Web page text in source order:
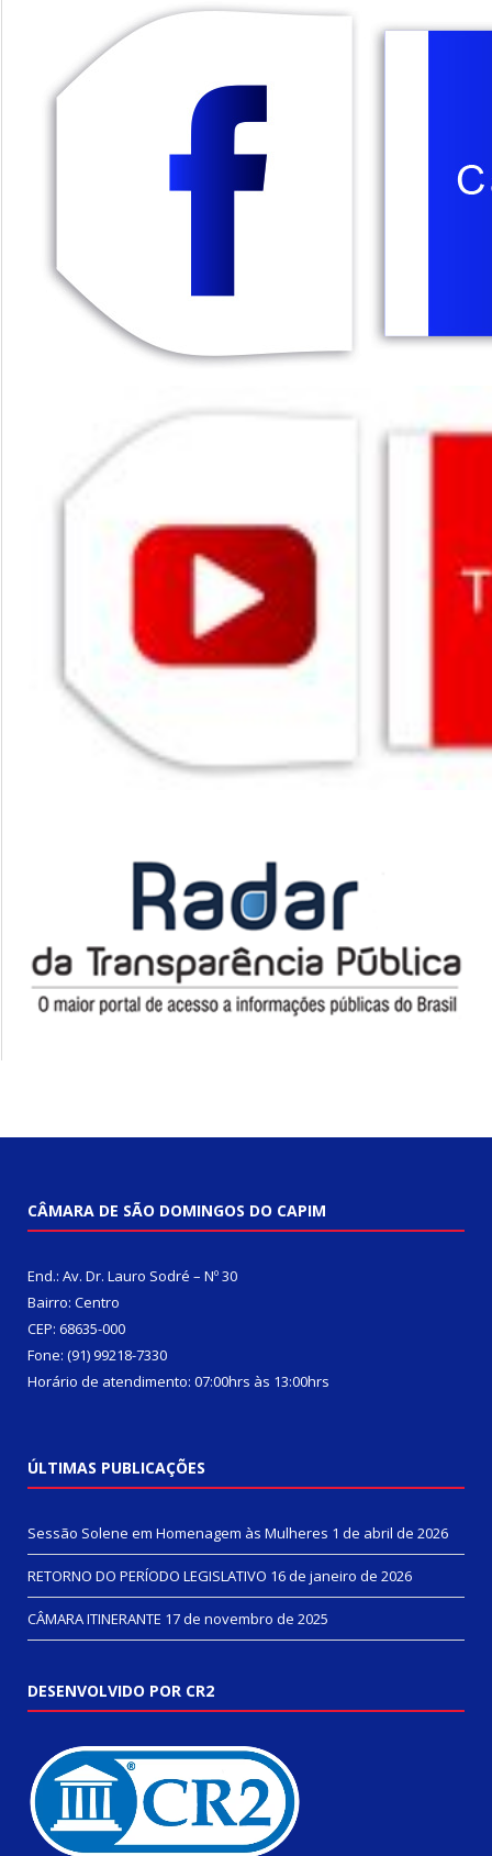
CÂMARA DE SÃO DOMINGOS DO CAPIM
End.: Av. Dr. Lauro Sodré – Nº 30
Bairro: Centro
CEP: 68635-000
Fone: (91) 99218-7330
Horário de atendimento: 07:00hrs às 13:00hrs
ÚLTIMAS PUBLICAÇÕES
Sessão Solene em Homenagem às Mulheres 1 de abril de 2026
RETORNO DO PERÍODO LEGISLATIVO 16 de janeiro de 2026
CÂMARA ITINERANTE 17 de novembro de 2025
DESENVOLVIDO POR CR2